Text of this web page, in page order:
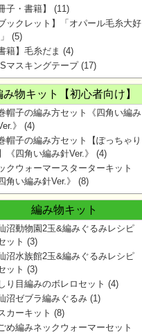
子・書籍】
(11)
ブックレット】「オパール毛糸大好
(5)
籍】毛糸だま (4)
マスキングテープ(17)
み物キット【初心者向け】
帽子の編み方セット《四角い編み
》
(4)
帽子の編み方セット【ぽっちゃり
《四角い編み針Ver.》
(4)
クウォーマースターターキット
角い編み針Ver.》
(8)
編み物キット
沼動物園2玉&編みぐるみレシピ
ット (3)
沼水族館2玉&編みぐるみレシピ
ット (3)
り目編みのボレロセット (4)
沼ゼブラ編みぐるみ (1)
カーキット (8)
め編みネックウォーマーセット